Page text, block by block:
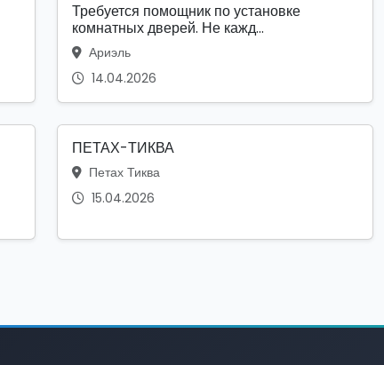
Требуется помощник по установке
комнатных дверей. Не кажд...
Ариэль
14.04.2026
ПЕТАХ-ТИКВА
Петах Тиква
15.04.2026